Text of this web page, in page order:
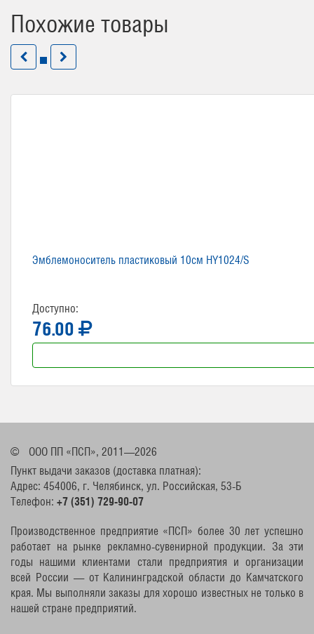
Похожие товары
Эмблемоноситель пластиковый 10см HY1024/S
Доступно:
76.00
©
ООО ПП «ПСП», 2011—2026
Пункт выдачи заказов (доставка платная):
Адрес: 454006, г. Челябинск, ул. Российская, 53-Б
Телефон: +7 (351) 729-90-07
Производственное предприятие «ПСП» более 30 лет успешно
работает на рынке рекламно-сувенирной продукции. За эти
годы нашими клиентами стали предприятия и организации
всей России — от Калининградской области до Камчатского
края. Мы выполняли заказы для хорошо известных не только в
нашей стране предприятий.